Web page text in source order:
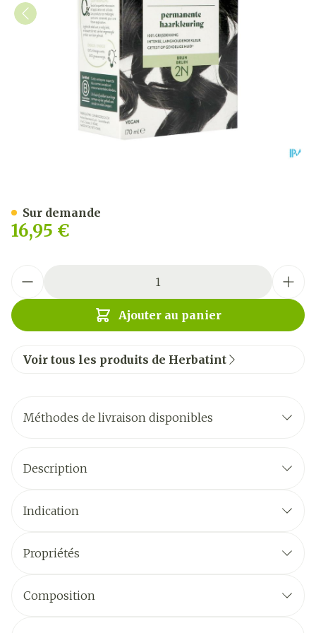
16,95 €
Ajouter au panier
Sur demande
Voir tous les produits de Herbatint
Méthodes de livraison disponibles
Description
Indication
Propriétés
Composition